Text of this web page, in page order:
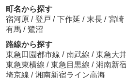
町名から探す
宿河原 / 登戸 / 下作延 / 末長 / 宮崎
有馬 / 鷺沼
路線から探す
東急田園都市線 / 南武線 / 東急大
東急東横線 / 東急目黒線 / 湘南新
埼京線 / 湘南新宿ライン高海